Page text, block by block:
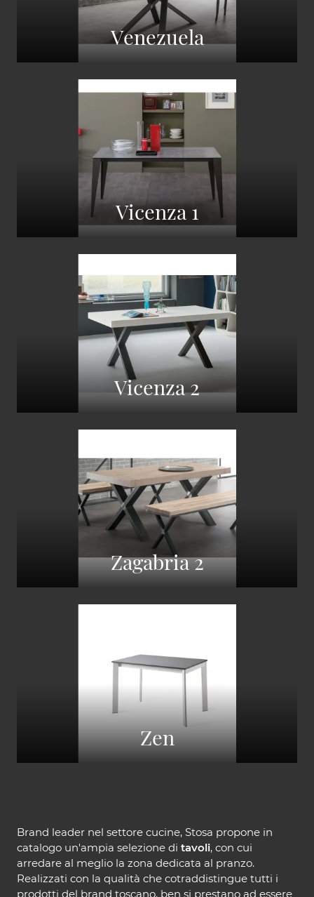
Venezuela
Vicenza 1
Vicenza 2
Zagabria 2
Zen
Brand leader nel settore cucine, Stosa propone in
catalogo un'ampia selezione di tavoli, con cui
arredare al meglio la zona dedicata al pranzo.
Realizzati con la qualità che cotraddistingue tutti i
prodotti del brand toscano, ben si prestano ad essere